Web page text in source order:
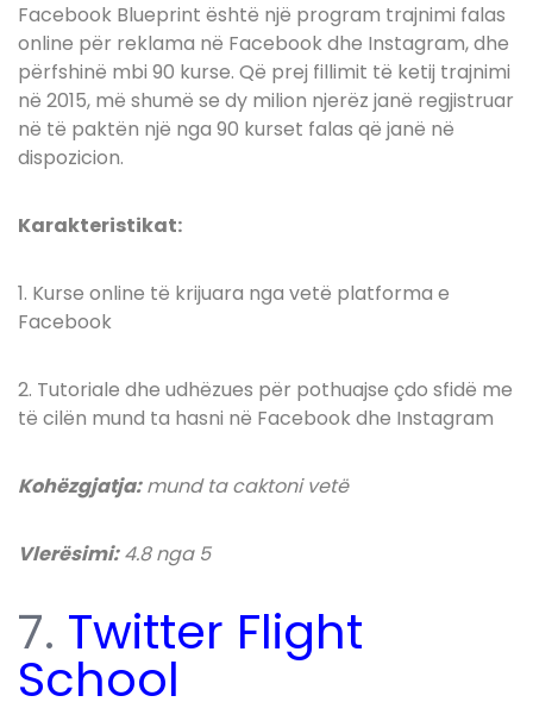
Facebook Blueprint është një program trajnimi falas
online për reklama në Facebook dhe Instagram, dhe
përfshinë mbi 90 kurse. Që prej fillimit të ketij trajnimi
në 2015, më shumë se dy milion njerëz janë regjistruar
në të paktën një nga 90 kurset falas që janë në
dispozicion.
Karakteristikat:
1. Kurse online të krijuara nga vetë platforma e
Facebook
2. Tutoriale dhe udhëzues për pothuajse çdo sfidë me
të cilën mund ta hasni në Facebook dhe Instagram
Kohëzgjatja:mund ta caktoni vetë
Vlerësimi:4.8 nga 5
7. Twitter Flight
School